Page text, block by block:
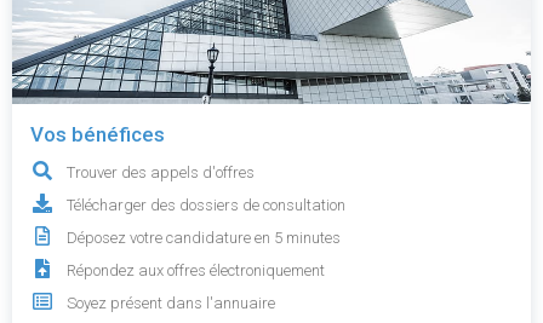
Vos bénéfices
Trouver des appels d'offres
Télécharger des dossiers de consultation
Déposez votre candidature en 5 minutes
Répondez aux offres électroniquement
Soyez présent dans l'annuaire